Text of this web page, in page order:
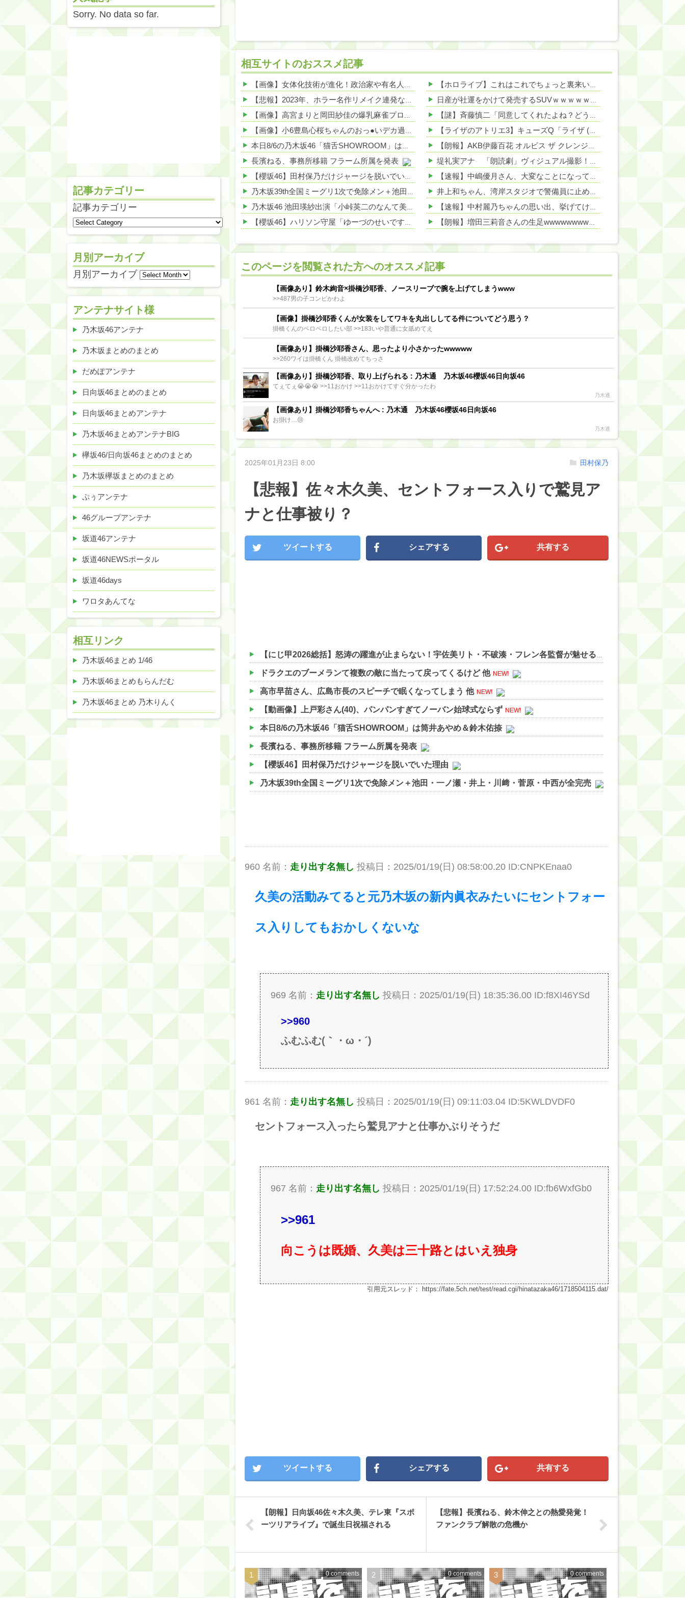
相互サイトのおススメ記事
【画像】女体化技術が進化！政治家や有名人が美人になりすぎて草ｗｗｗｗ 他 NEW!
【悲報】2023年、ホラー名作リメイク連発なのに日本人涙目の理由がこれｗｗｗｗ 他 NEW!
【画像】高宮まりと岡田紗佳の爆乳麻雀プロ、見つかるwww 他 NEW!
【画像】小6豊島心桜ちゃんのおっ●いデカ過ぎww手で支えたい奴、急げｗｗｗｗ 他 NEW!
本日8/6の乃木坂46「猫舌SHOWROOM」は筒井あやめ＆鈴木佑捺
長濱ねる、事務所移籍 フラーム所属を発表
【櫻坂46】田村保乃だけジャージを脱いでいた理由
乃木坂39th全国ミーグリ1次で免除メン＋池田・一ノ瀬・井上・川﨑・菅原・中西が全完売
乃木坂46 池田瑛紗出演「小峠英二のなんて美だ！」テーマ：徳川家康【2025.8.5 24:00〜 TOKYO MX】
【櫻坂46】ハリソン守屋「ゆーづのせいです」【ラヴィット!】
【日向坂46】この月、何かあるのか！？『お願いバッハ！』ミーグリ日程がこちら
Powered by livedoor 相互RSS
【ホロライブ】これはこれでちょっと裏来いよに見える
日産が社運をかけて発売するSUVｗｗｗｗｗｗｗ
【謎】斉藤慎二「同意してくれたよね？どうして…」被害女性「彼は言葉が通じないモンスター」
【ライザのアトリエ3】キューズQ「ライザ (ライザリン・シュタウト) ウェディングStyle」フィギュア【予約開始】
【朗報】AKB伊藤百花 オルビス ザ クレンジングオイルとのタイアップ決定！！【AKB48いともも】
堤礼実アナ 「朗読劇」ヴィジュアル撮影！！【GIF動画あり】
【速報】中嶋優月さん、大変なことになってるって... NEW!
井上和ちゃん、湾岸スタジオで警備員に止められるｗ【乃木坂46】
【速報】中村麗乃ちゃんの思い出、挙げてけwwwwwwwwwww
【朗報】増田三莉音さんの生足wwwwwwwwwwww
乃木坂46『オリコン上半期SG1位獲得!!』←もうこれ今が全盛期だろwwwwww
Powered by livedoor 相互RSS
このページを閲覧された方へのオススメ記事
【画像あり】鈴木絢音×掛橋沙耶香、ノースリーブで腕を上げてしまうwww
>>487男の子コンビかわよ
【画像】掛橋沙耶香くんが女装をしてワキを丸出ししてる件についてどう思う？
掛橋くんのペロペロしたい部 >>183いや普通に女舐めてえ
【画像あり】掛橋沙耶香さん、思ったより小さかったwwwww
>>260ワイは掛橋くん 掛橋改めてちっさ
【画像あり】掛橋沙耶香、取り上げられる : 乃木通 乃木坂46櫻坂46日向坂46
てぇてぇ😭😭😭 >>11おかけ >>11おかけてすぐ分かったわ
乃木通
【画像あり】掛橋沙耶香ちゃんへ : 乃木通 乃木坂46櫻坂46日向坂46
お掛け…😢
乃木通
2025年01月23日 8:00
【悲報】佐々木久美、セントフォース入りで鷲見ア
ナと仕事被り？
田村保乃
ツイートする シェアする 共有する
【にじ甲2026総括】怒涛の躍進が止まらない！宇佐美リト・不破湊・フレン各監督が魅せる劇的ドラマと快進撃の記録を徹底プレイバック！ 他
ドラクエのブーメランて複数の敵に当たって戻ってくるけど 他 NEW!
高市早苗さん、広島市長のスピーチで眠くなってしまう 他 NEW!
【動画像】上戸彩さん(40)、パンパンすぎてノーバン始球式ならず NEW!
本日8/6の乃木坂46「猫舌SHOWROOM」は筒井あやめ＆鈴木佑捺
長濱ねる、事務所移籍 フラーム所属を発表
【櫻坂46】田村保乃だけジャージを脱いでいた理由
乃木坂39th全国ミーグリ1次で免除メン＋池田・一ノ瀬・井上・川﨑・菅原・中西が全完売
【朗報】増田三莉音さんの生足wwwwwwwwwwww
【朗報】増田三莉音さんの生足wwwwwwwwwwww
筒井あやめ、アレをチラリ。こういう偶然の方が官能的だよな？
960 名前： 走り出す名無し 投稿日：2025/01/19(日) 08:58:00.20 ID:CNPKEnaa0
久美の活動みてると元乃木坂の新内眞衣みたいにセントフォー
ス入りしてもおかしくないな
969 名前： 走り出す名無し 投稿日：2025/01/19(日) 18:35:36.00 ID:f8XI46YSd
>>960
ふむふむ(｀・ω・´)
961 名前： 走り出す名無し 投稿日：2025/01/19(日) 09:11:03.04 ID:5KWLDVDF0
セントフォース入ったら鷲見アナと仕事かぶりそうだ
967 名前： 走り出す名無し 投稿日：2025/01/19(日) 17:52:24.00 ID:fb6WxfGb0
>>961
向こうは既婚、久美は三十路とはいえ独身
引用元スレッド： https://fate.5ch.net/test/read.cgi/hinatazaka46/1718504115.dat/
ツイートする シェアする 共有する
【朗報】日向坂46佐々木久美、テレ東『スポ
ーツリアライブ』で誕生日祝福される
【悲報】長濱ねる、鈴木伸之との熱愛発覚！
ファンクラブ解散の危機か
0 comments 0 comments 0 comments
Sorry. No data so far.
記事カテゴリー
記事カテゴリー
月別アーカイブ
月別アーカイブ
アンテナサイト様
乃木坂46アンテナ
乃木坂まとめのまとめ
だめぽアンテナ
日向坂46まとめのまとめ
日向坂46まとめアンテナ
乃木坂46まとめアンテナBIG
欅坂46/日向坂46まとめのまとめ
乃木坂欅坂まとめのまとめ
ぷぅアンテナ
46グループアンテナ
坂道46アンテナ
坂道46NEWSポータル
坂道46days
ワロタあんてな
相互リンク
乃木坂46まとめ 1/46
乃木坂46まとめもらんだむ
乃木坂46まとめ 乃木りんく